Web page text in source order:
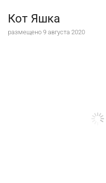
Кот Яшка
размещено 9 августа 2020